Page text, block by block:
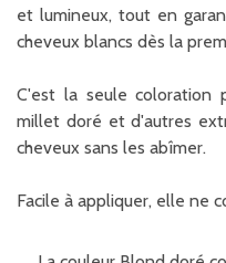
et lumineux, tout en
cheveux blancs dès la
C'est la seule coloration
millet doré et d'autres
cheveux sans les abîmer.
Facile à appliquer, elle ne